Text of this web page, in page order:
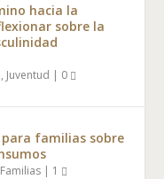
hacia la
sobre la
, Juventud | 0
para familias sobre
Familias | 1